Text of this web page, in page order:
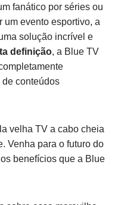
fanático por séries ou
um evento esportivo, a
solução incrível e
definição, a Blue TV
conteúdos
velha TV a cabo cheia
Venha para o futuro do
benefícios que a Blue